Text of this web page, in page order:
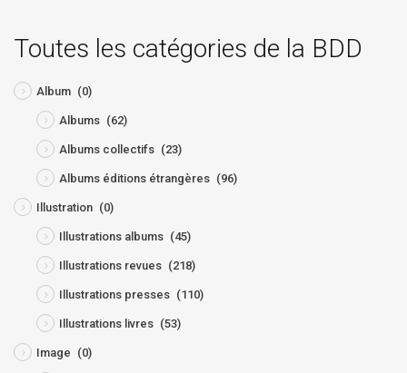
Toutes les catégories de la BDD
Album (0)
Albums (62)
Albums collectifs (23)
Albums éditions étrangères (96)
Illustration (0)
Illustrations albums (45)
Illustrations revues (218)
Illustrations presses (110)
Illustrations livres (53)
Image (0)